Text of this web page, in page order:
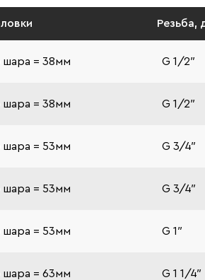
Резьба,
= 38мм G 1/2″
= 38мм G 1/2″
= 53мм G 3/4″
= 53мм G 3/4″
= 53мм G 1″
= 63мм G 1 1/4″